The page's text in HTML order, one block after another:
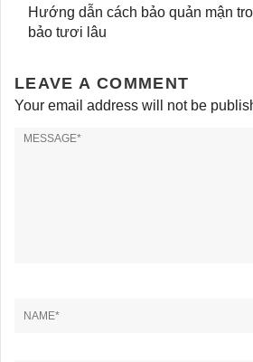
Hướng dẫn cách bảo quản mận
bảo tươi lâu
LEAVE A COMMENT
Your email address will not be